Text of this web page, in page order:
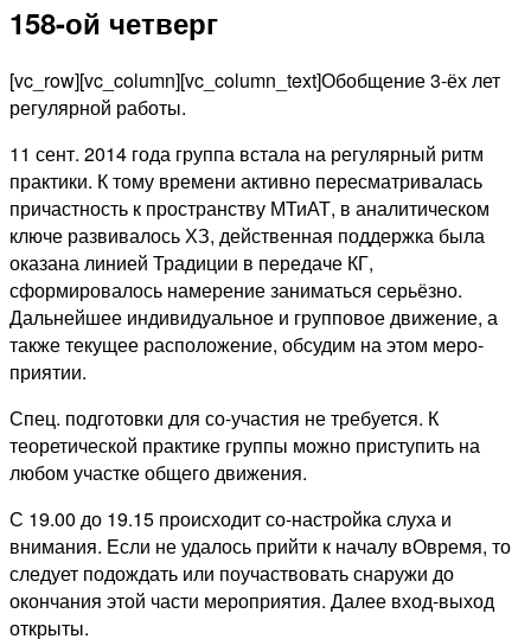
158-ой четверг
[vc_row][vc_column][vc_column_text]Обобщение 3-ёх лет
регулярной работы.
11 сент. 2014 года группа встала на регулярный ритм
практики. К тому времени активно пересматривалась
причастность к пространству МТиАТ, в аналитическом
ключе развивалось ХЗ, действенная поддержка была
оказана линией Традиции в передаче КГ,
сформировалось намерение заниматься серьёзно.
Дальнейшее индивидуальное и групповое движение, а
также текущее расположение, обсудим на этом меро-
приятии.
Спец. подготовки для со-участия не требуется. К
теоретической практике группы можно приступить на
любом участке общего движения.
С 19.00 до 19.15 происходит со-настройка слуха и
внимания. Если не удалось прийти к началу вОвремя, то
следует подождать или поучаствовать снаружи до
окончания этой части мероприятия. Далее вход-выход
открыты.